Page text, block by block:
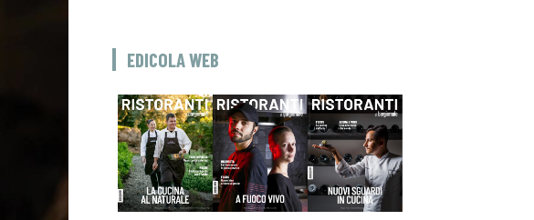
EDICOLA WEB